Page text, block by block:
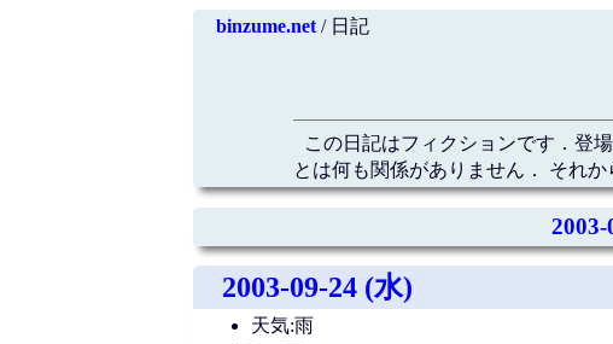
binzume.net/ 日記
この日記はフィクションです．登
とは何も関係がありません． それ
2003-
2003-09-24 (水)
天気:雨